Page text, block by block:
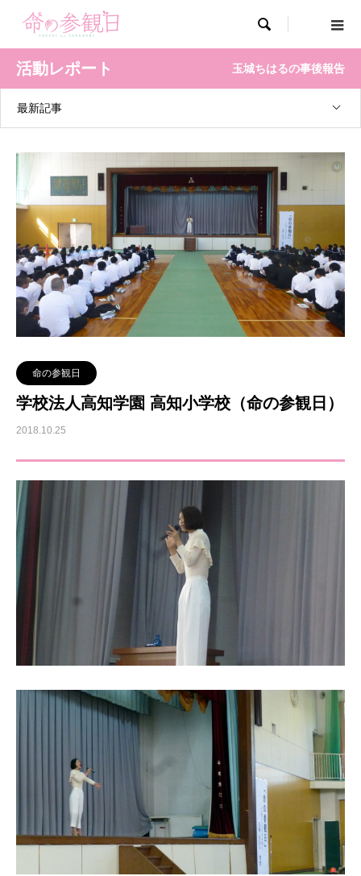

活動レポート 玉城ちはるの事後報告
最新記事
命の参観日
学校法人高知学園 高知小学校（命の参観日）
2018.10.25